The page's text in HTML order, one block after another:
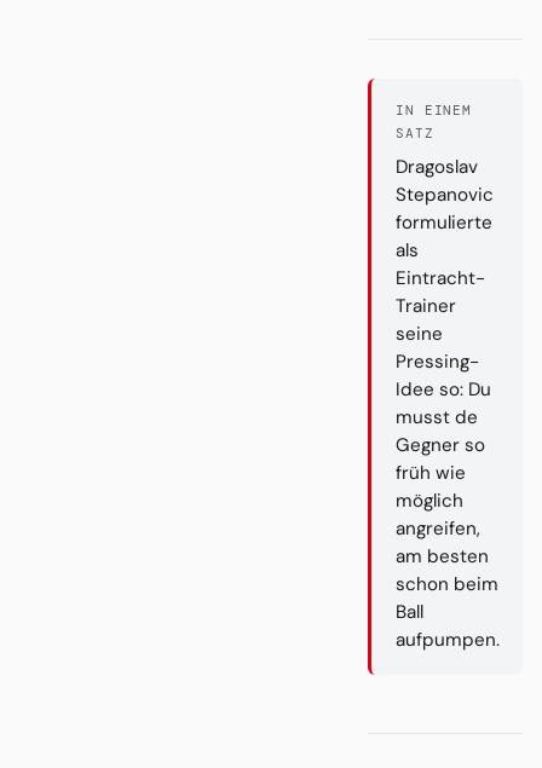
IN EINEM
SATZ
Dragoslav
Stepanovic
formulierte
als
Eintracht-
Trainer
seine
Pressing-
Idee so: Du
musst de
Gegner so
früh wie
möglich
angreifen,
am besten
schon beim
Ball
aufpumpen.